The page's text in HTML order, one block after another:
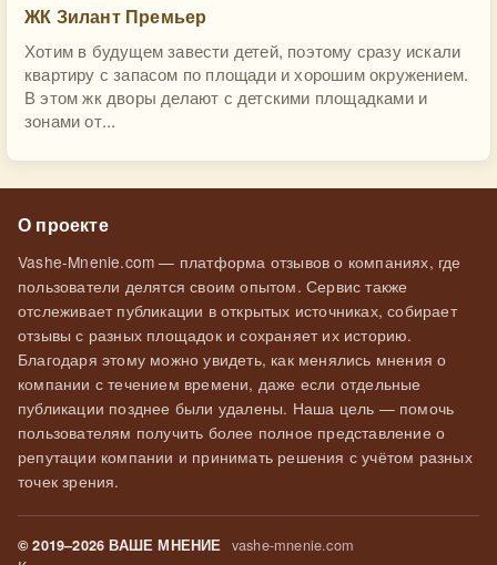
ЖК Зилант Премьер
Хотим в будущем завести детей, поэтому сразу искали
квартиру с запасом по площади и хорошим окружением.
В этом жк дворы делают с детскими площадками и
зонами от...
О проекте
Vashe-Mnenie.com — платформа отзывов о компаниях, где
пользователи делятся своим опытом. Сервис также
отслеживает публикации в открытых источниках, собирает
отзывы с разных площадок и сохраняет их историю.
Благодаря этому можно увидеть, как менялись мнения о
компании с течением времени, даже если отдельные
публикации позднее были удалены. Наша цель — помочь
пользователям получить более полное представление о
репутации компании и принимать решения с учётом разных
точек зрения.
© 2019–2026 ВАШЕ МНЕНИЕ vashe-mnenie.com